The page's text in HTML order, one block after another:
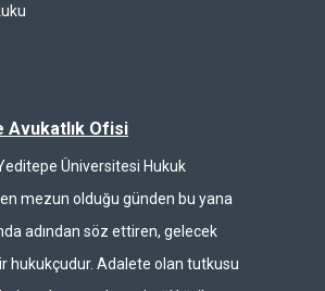
Avukatlık Ofisi
Üniversitesi Hukuk
mezun olduğu günden bu yana
adından söz ettiren, gelecek
hukukçudur. Adalete olan tutkusu